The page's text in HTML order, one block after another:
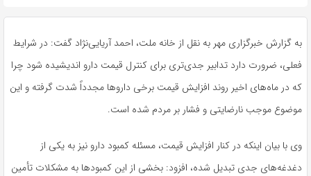
به گزارش خبرگزاری مهر به نقل از خانه ملت، احمد آریایی‌نژاد گفت: در شرایط
فعلی، ضرورت دارد تدابیر جدی‌تری برای کنترل قیمت دارو اندیشیده شود چرا
که در ماه‌های اخیر روند افزایش قیمت برخی داروها مجدداً شدت گرفته و این
موضوع موجب نارضایتی و فشار بر مردم شده است.
وی با بیان اینکه در کنار افزایش قیمت، مسئله کمبود دارو نیز به یکی از
دغدغه‌های جدی تبدیل شده، افزود: بخشی از این کمبودها به مشکلات تأمین